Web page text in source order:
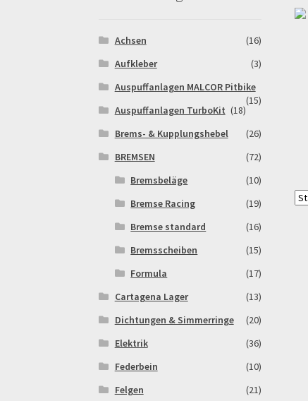
Achsen
(16)
Aufkleber
(3)
Auspuffanlagen MALCOR Pitbike
(15)
Auspuffanlagen TurboKit (18)
Brems- & Kupplungshebel
(26)
BREMSEN
(72)
Bremsbeläge
(10)
Bremse Racing
(19)
Bremse standard
(16)
Bremsscheiben
(15)
Formula
(17)
Cartagena Lager
(13)
Dichtungen & Simmerringe
(20)
Elektrik
(36)
Federbein
(10)
Felgen
(21)